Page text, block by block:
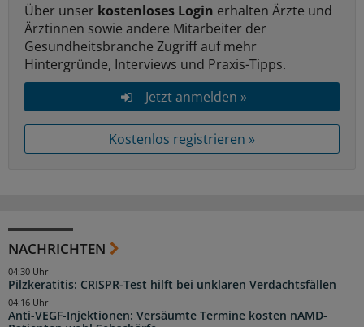
Über unser kostenloses Login erhalten Ärzte und
Ärztinnen sowie andere Mitarbeiter der
Gesundheitsbranche Zugriff auf mehr
Hintergründe, Interviews und Praxis-Tipps.
Jetzt anmelden »
Kostenlos registrieren »
NACHRICHTEN
Pilzkeratitis: CRISPR-Test hilft bei unklaren Verdachtsfällen
04:30 Uhr
Anti-VEGF-Injektionen: Versäumte Termine kosten nAMD-
04:16 Uhr